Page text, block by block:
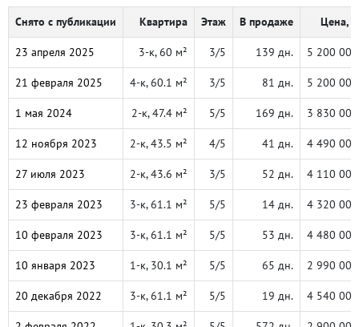
Снято с публикации Квартира Этаж В продаже Цена, ₽
23 апреля 2025 3-к, 60 м² 3/5 139 дн. 5 200 000
21 февраля 2025 4-к, 60.1 м² 3/5 81 дн. 5 200 000
1 мая 2024 2-к, 47.4 м² 5/5 169 дн. 3 830 000
12 ноября 2023 2-к, 43.5 м² 4/5 41 дн. 4 490 000
27 июля 2023 2-к, 43.6 м² 3/5 52 дн. 4 110 000
23 февраля 2023 3-к, 61.1 м² 5/5 14 дн. 4 320 000
10 февраля 2023 3-к, 61.1 м² 5/5 53 дн. 4 480 000
10 января 2023 1-к, 30.1 м² 5/5 65 дн. 2 990 000
20 декабря 2022 3-к, 61.1 м² 5/5 19 дн. 4 540 000